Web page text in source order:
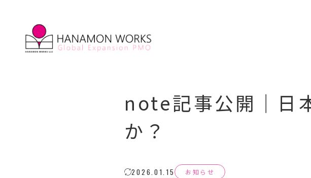
note記事公開｜日
か？
2026.01.15 お知らせ